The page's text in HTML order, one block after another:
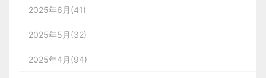
2025年6月(41)
2025年5月(32)
2025年4月(94)